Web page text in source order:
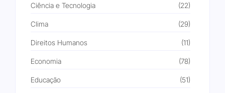
Ciência e Tecnologia (22)
Clima (29)
Direitos Humanos (11)
Economia (78)
Educação (51)